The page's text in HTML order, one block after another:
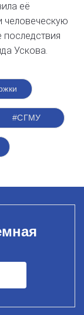
её
человеческую
Ускова.
#СГМУ